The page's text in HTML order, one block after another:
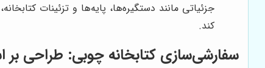
جزئیاتی مانند دستگیره‌ها، پایه‌ها و تزئینات
کند.
سفارشی‌سازی کتابخانه چوبی: طراحی بر